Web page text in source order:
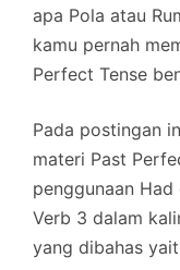
apa Pola atau
kamu pernah
Perfect Tense
Pada postingan
materi Past
penggunaan
Verb 3 dalam
yang dibahas